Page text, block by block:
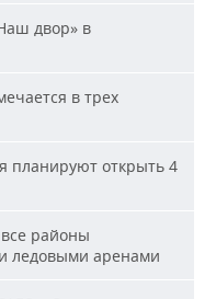
двор» в
в трех
планируют открыть 4
районы
ледовыми аренами